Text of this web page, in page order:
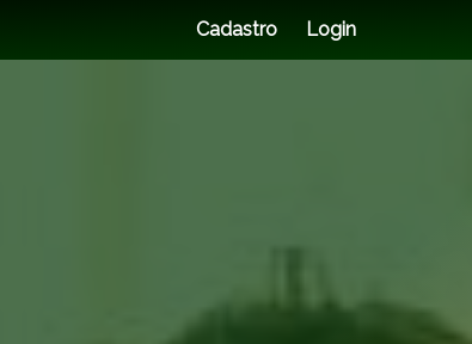
Cadastro Login